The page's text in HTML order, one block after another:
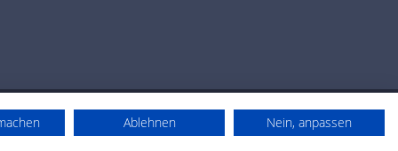
Ablehnen Nein, anpassen